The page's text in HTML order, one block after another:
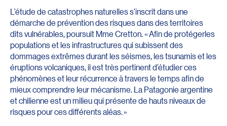
L’étude de catastrophes naturelles s’inscrit dans une
démarche de prévention des risques dans des territoires
dits vulnérables, poursuit Mme Cretton. « Afin de protégerles
populations et les infrastructures qui subissent des
dommages extrêmes durant les séismes, les tsunamis et les
éruptions volcaniques, il est très pertinent d’étudier ces
phénomènes et leur récurrence à travers le temps afin de
mieux comprendre leur mécanisme. La Patagonie argentine
et chilienne est un milieu qui présente de hauts niveaux de
risques pour ces différents aléas. »